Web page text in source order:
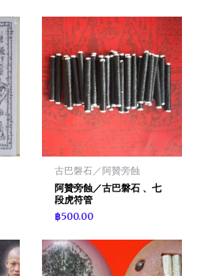
古巴磐石／阿贊旁蝕
阿贊旁蝕／古巴磐石 、七
段虎符管
฿500.00